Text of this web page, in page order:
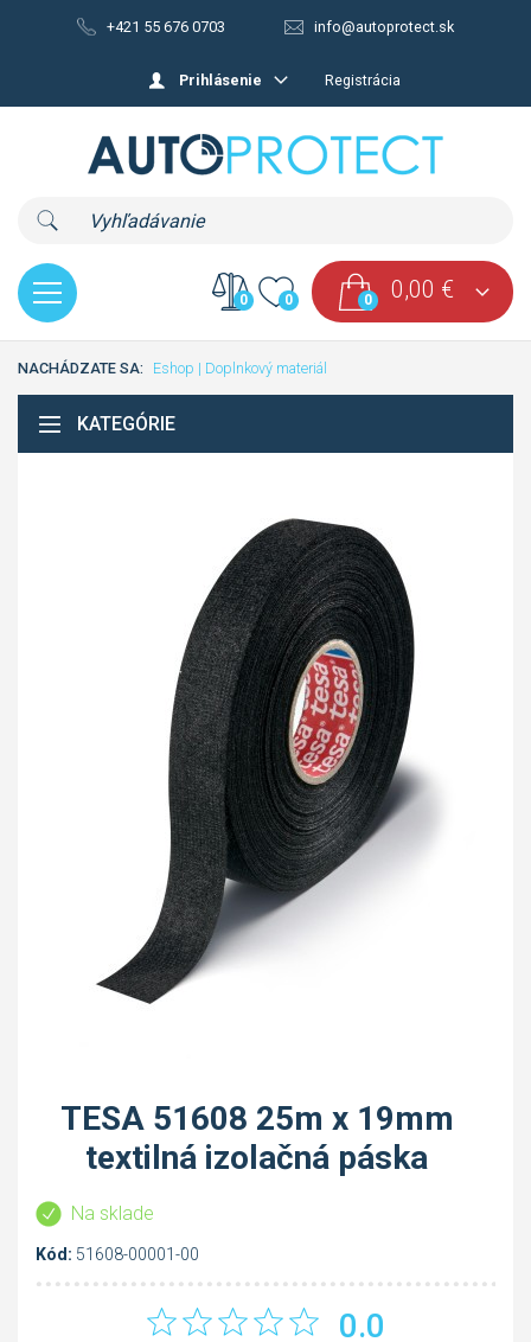
+421 55 676 0703 info@autoprotect.sk
Prihlásenie Registrácia
0 0,00 €
0 0
NACHÁDZATE SA: Eshop | Doplnkový materiál
KATEGÓRIE
TESA 51608 25m x 19mm
textilná izolačná páska
Na sklade
Kód: 51608-00001-00
0.0